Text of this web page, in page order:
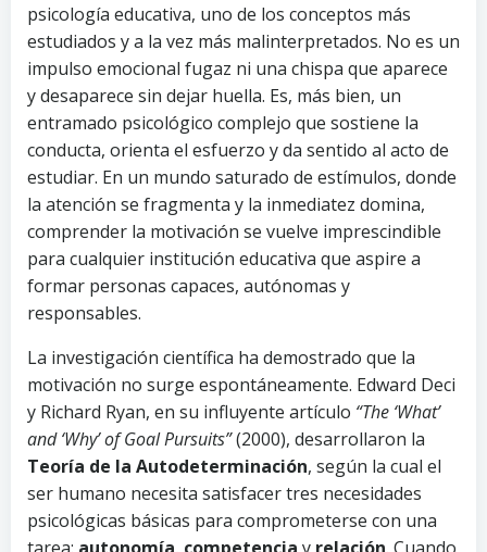
psicología educativa, uno de los conceptos más
estudiados y a la vez más malinterpretados. No es un
impulso emocional fugaz ni una chispa que aparece
y desaparece sin dejar huella. Es, más bien, un
entramado psicológico complejo que sostiene la
conducta, orienta el esfuerzo y da sentido al acto de
estudiar. En un mundo saturado de estímulos, donde
la atención se fragmenta y la inmediatez domina,
comprender la motivación se vuelve imprescindible
para cualquier institución educativa que aspire a
formar personas capaces, autónomas y
responsables.
La investigación científica ha demostrado que la
motivación no surge espontáneamente. Edward Deci
y Richard Ryan, en su influyente artículo “The ‘What’
and ‘Why’ of Goal Pursuits”(2000), desarrollaron la
Teoría de la Autodeterminación, según la cual el
ser humano necesita satisfacer tres necesidades
psicológicas básicas para comprometerse con una